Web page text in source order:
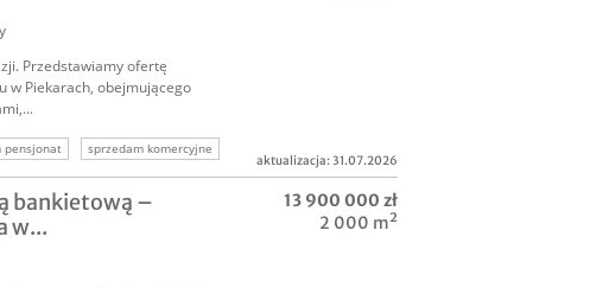
Przedstawiamy ofertę
w Piekarach, obejmującego
pensjonat
sprzedam komercyjne
inwestycyjna
aktualizacja: 31.07.2026
bankietową –
w...
13 900 000 zł
2 000 m²